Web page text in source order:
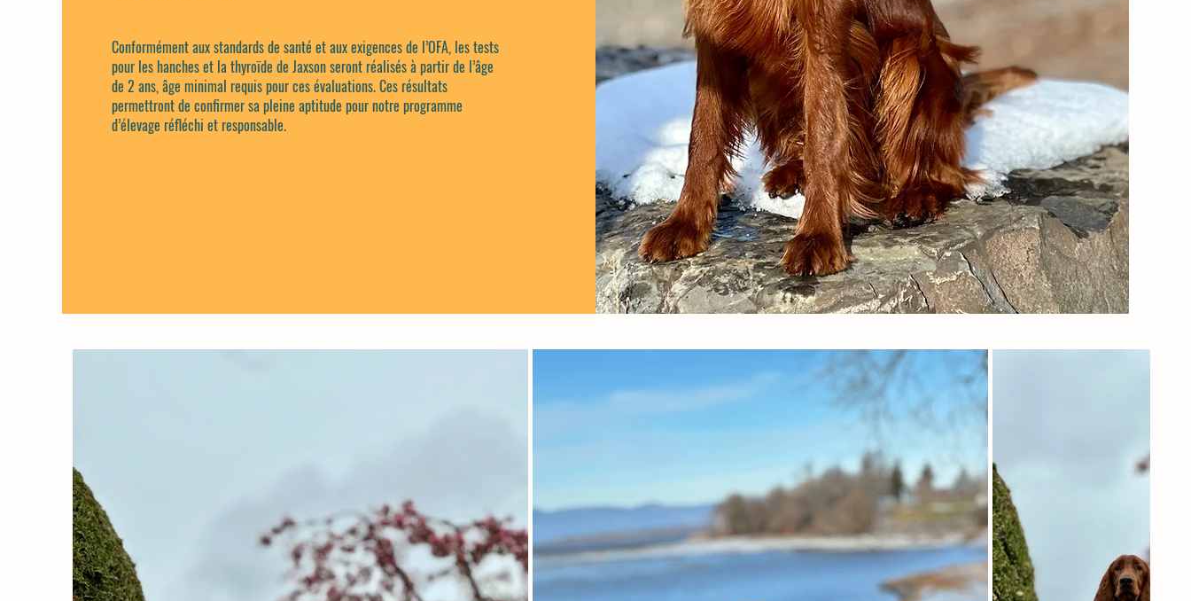
​Conformément aux standards de santé et aux exigences de l’OFA, les tests
pour les hanches et la thyroïde de Jaxson seront réalisés à partir de l’âge
de 2 ans, âge minimal requis pour ces évaluations. Ces résultats
permettront de confirmer sa pleine aptitude pour notre programme
d’élevage réfléchi et responsable.